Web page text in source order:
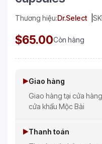
Thương hiệu:Dr.Select
$65.00Còn hàng
Giao hàng
Giao hàng tại cửa
cửa khẩu Mộc Bài
Thanh toán